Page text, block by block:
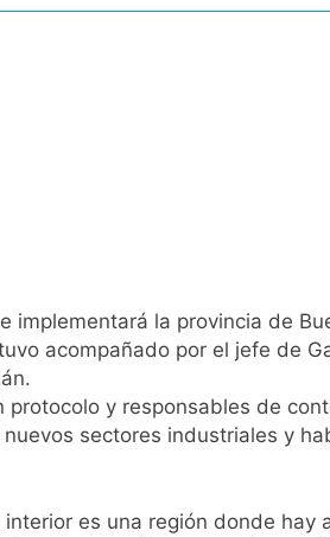
como «delincuentes
para los argentinos
Privada: hubo detenidos y
la provincia de
acompañado por el jefe de
y responsables de
sectores industriales y
es una región donde hay